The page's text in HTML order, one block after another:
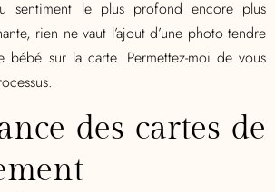
sentiment le plus profond encore plus
rien ne vaut l’ajout d’une photo tendre
bébé sur la carte. Permettez-moi de vous
des cartes de